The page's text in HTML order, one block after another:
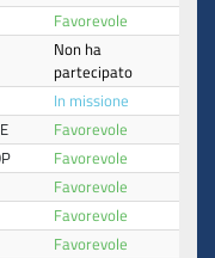
Favorevole
Non ha
partecipato
In missione
Favorevole
Favorevole
Favorevole
Favorevole
Favorevole